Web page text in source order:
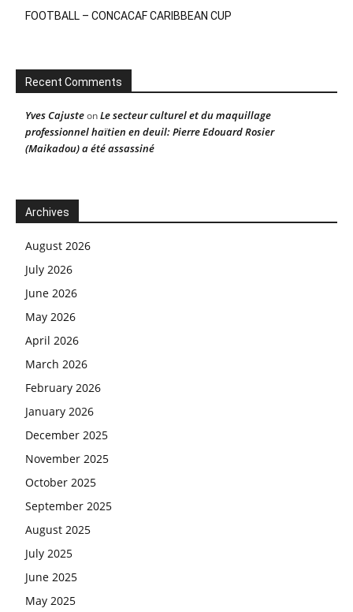
FOOTBALL – CONCACAF CARIBBEAN CUP
Recent Comments
Yves CajusteonLe secteur culturel et du maquillage
professionnel haïtien en deuil: Pierre Edouard Rosier
(Maikadou) a été assassiné
Archives
August 2026
July 2026
June 2026
May 2026
April 2026
March 2026
February 2026
January 2026
December 2025
November 2025
October 2025
September 2025
August 2025
July 2025
June 2025
May 2025